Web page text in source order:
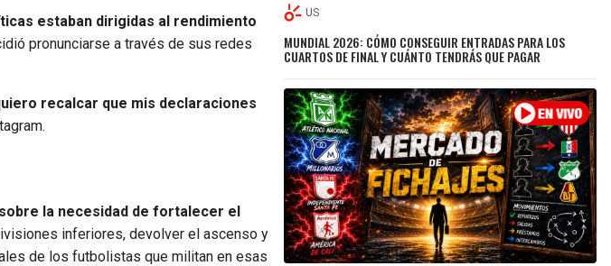
estaban dirigidas al rendimiento
pronunciarse a través de sus redes
recalcar que mis declaraciones
la necesidad de fortalecer el
inferiores, devolver el ascenso y
de los futbolistas que militan en esas
US
MUNDIAL 2026: CÓMO CONSEGUIR ENTRADAS PARA LOS
CUARTOS DE FINAL Y CUÁNTO TENDRÁS QUE PAGAR